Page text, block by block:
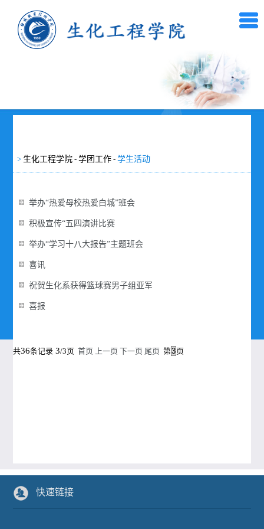
> 生化工程学院 - 学团工作 - 学生活动
举办“热爱母校热爱白城”班会
积极宣传“五四演讲比赛
举办“学习十八大报告”主题班会
喜讯
祝贺生化系获得篮球赛男子组亚军
喜报
共36条记录 3/3页首页 上一页 下一页 尾页 第 页
快速链接